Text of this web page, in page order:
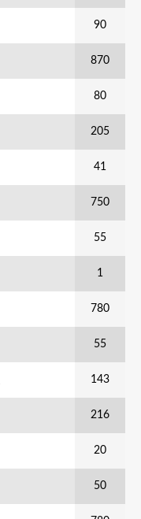
90
870
80
205
41
750
55
1
780
55
143
216
20
50